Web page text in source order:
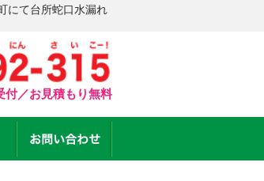
にて台所蛇口水漏れ
付／お見積もり無料